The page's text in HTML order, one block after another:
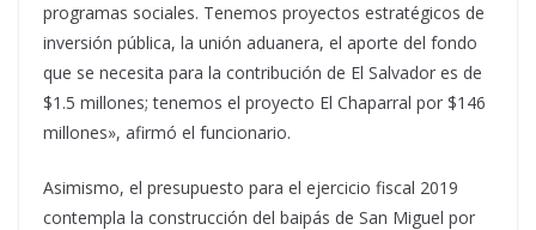
programas sociales. Tenemos proyectos estratégicos de
inversión pública, la unión aduanera, el aporte del fondo
que se necesita para la contribución de El Salvador es de
$1.5 millones; tenemos el proyecto El Chaparral por $146
millones», afirmó el funcionario.
Asimismo, el presupuesto para el ejercicio fiscal 2019
contempla la construcción del baipás de San Miguel por